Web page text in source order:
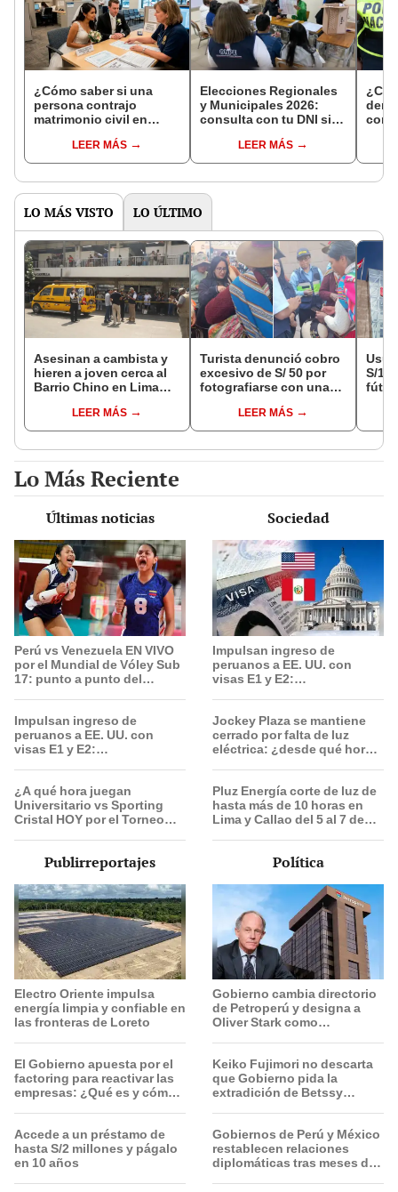
¿Cómo saber si una
persona contrajo
matrimonio civil en
LEER MÁS
Elecciones Regionales
y Municipales 2026:
consulta con tu DNI si
de mesa para este 4 de
octubre en el link oficial
LEER MÁS
con
LO MÁS VISTO LO ÚLTIMO
Asesinan a cambista y
hieren a joven cerca al
Barrio Chino en Lima
sospechoso detenido
LEER MÁS
Turista denunció cobro
excesivo de S/ 50 por
fotografiarse con una
Serenazgo recuperó el
dinero
LEER MÁS
S/
Lo Más Reciente
Últimas noticias
Perú vs Venezuela EN VIVO
por el Mundial de Vóley Sub
17: punto a punto del
Impulsan ingreso de
peruanos a EE. UU. con
visas E1 y E2:
¿A qué hora juegan
Universitario vs Sporting
Cristal HOY por el Torneo
Sociedad
Impulsan ingreso de
peruanos a EE. UU. con
visas E1 y E2:
Jockey Plaza se mantiene
cerrado por falta de luz
eléctrica: ¿desde qué hora
Pluz Energía corte de luz de
hasta más de 10 horas en
Lima y Callao del 5 al 7 de
Publirreportajes
Electro Oriente impulsa
energía limpia y confiable en
las fronteras de Loreto
El Gobierno apuesta por el
factoring para reactivar las
empresas: ¿Qué es y cómo
Accede a un préstamo de
hasta S/2 millones y págalo
en 10 años
Política
Gobierno cambia directorio
de Petroperú y designa a
Oliver Stark como
Keiko Fujimori no descarta
que Gobierno pida la
extradición de Betssy
Gobiernos de Perú y México
restablecen relaciones
diplomáticas tras meses de